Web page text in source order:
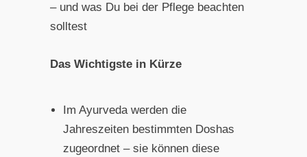
– und was Du bei der Pflege beachten
solltest
Das Wichtigste in Kürze
Im Ayurveda werden die
Jahreszeiten bestimmten Doshas
zugeordnet – sie können diese